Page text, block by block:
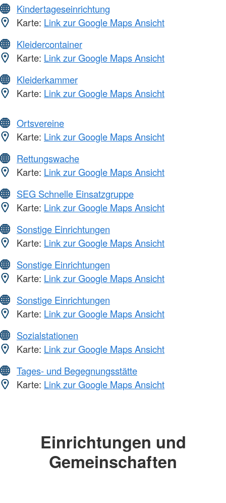
Kindertageseinrichtung
Karte: Link zur Google Maps Ansicht
Kleidercontainer
Karte: Link zur Google Maps Ansicht
Kleiderkammer
Karte: Link zur Google Maps Ansicht
Ortsvereine
Karte: Link zur Google Maps Ansicht
Rettungswache
Karte: Link zur Google Maps Ansicht
SEG Schnelle Einsatzgruppe
Karte: Link zur Google Maps Ansicht
Sonstige Einrichtungen
Karte: Link zur Google Maps Ansicht
Sonstige Einrichtungen
Karte: Link zur Google Maps Ansicht
Sonstige Einrichtungen
Karte: Link zur Google Maps Ansicht
Sozialstationen
Karte: Link zur Google Maps Ansicht
Tages- und Begegnungsstätte
Karte: Link zur Google Maps Ansicht
Einrichtungen und
Gemeinschaften